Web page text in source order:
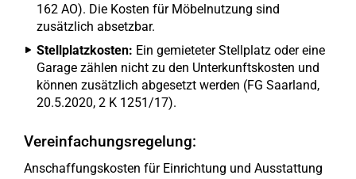
162 AO). Die Kosten für Möbelnutzung sind
zusätzlich absetzbar.
Stellplatzkosten: Ein gemieteter Stellplatz oder eine
Garage zählen nicht zu den Unterkunftskosten und
können zusätzlich abgesetzt werden (FG Saarland,
20.5.2020, 2 K 1251/17).
Vereinfachungsregelung:
Anschaffungskosten für Einrichtung und Ausstattung